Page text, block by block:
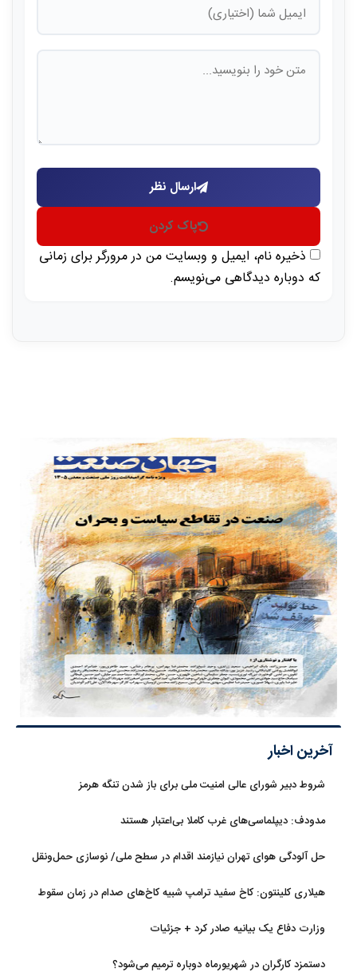
ارسال نظر
پاک کردن
ذخیره نام، ایمیل و وبسایت من در مرورگر برای زمانی
که دوباره دیدگاهی می‌نویسم.
آخرین اخبار
شروط دبیر شورای عالی امنیت ملی برای باز شدن تنگه هرمز
مدودف: دیپلماسی‌های غرب کاملا بی‌اعتبار هستند
حل آلودگی هوای تهران نیازمند اقدام در سطح ملی/ نوسازی حمل‌ونقل
هیلاری کلینتون: کاخ سفید ترامپ شبیه کاخ‌های صدام در زمان سقوط
وزارت دفاع یک بیانیه صادر کرد + جزئیات
دستمزد کارگران در شهریورماه دوباره ترمیم می‌شود؟